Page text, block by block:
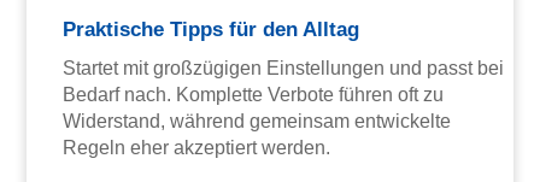
Praktische Tipps für den Alltag
Startet mit großzügigen Einstellungen und passt bei
Bedarf nach. Komplette Verbote führen oft zu
Widerstand, während gemeinsam entwickelte
Regeln eher akzeptiert werden.